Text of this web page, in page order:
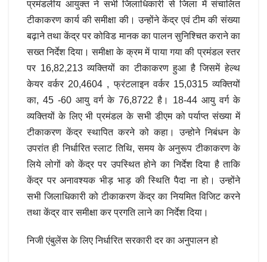
प्रमंडलीय आयुक्त ने सभी जिलाधिकारी से जिला में संचालित
टीकाकरण कार्य की समीक्षा की। उन्होंने केंद्र एवं टीम की संख्या
बढ़ाने तथा केंद्र पर कोविड मानक का पालन सुनिश्चित कराने का
सख्त निर्देश दिया। समीक्षा के क्रम में पाया गया की प्रमंडल स्तर
पर 16,82,213 व्यक्तियों का टीकाकरण हुआ है जिसमें हेल्थ
केयर वर्कर 20,4604 , फ्रंटलाइन वर्कर 15,0315 व्यक्तियों
का, 45 -60 आयु वर्ग के 76,8722 है। 18-44 आयु वर्ग के
व्यक्तियों के लिए भी प्रमंडल के सभी डीएम को पर्याप्त संख्या में
टीकाकरण केंद्र स्थापित करने को कहा। उन्होने निबंधन के
उपरांत ही निर्धारित स्लाट तिथि, समय के अनुरूप टीकाकरण के
लिये लोगों को केंद्र पर उपस्थित होने का निर्देश दिया है ताकि
केंद्र पर अनावश्यक भीड़ भाड़ की स्थिति पैदा ना हो। उन्होंने
सभी जिलाधिकारी को टीकाकरण केंद्र का नियमित विजिट करने
तथा केंद्र वार समीक्षा कर प्रगति लाने का निर्देश दिया।
निजी एंबुलेंस के लिए निर्धारित सरकारी दर का अनुपालन हो